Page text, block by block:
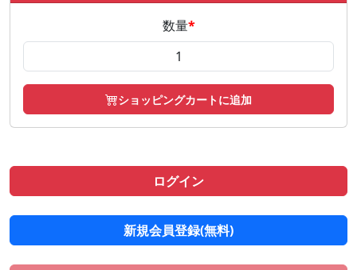
数量*
ショッピングカートに追加
ログイン
新規会員登録(無料)